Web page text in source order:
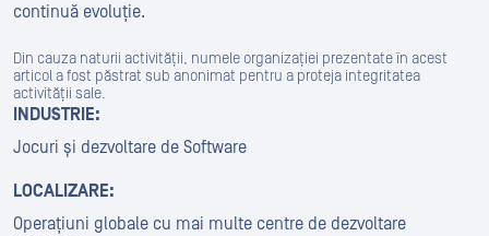
continuă evoluție.
Din cauza naturii activității, numele organizației prezentate în acest
articol a fost păstrat sub anonimat pentru a proteja integritatea
activității sale.
INDUSTRIE:
Jocuri și dezvoltare de Software
LOCALIZARE:
Operațiuni globale cu mai multe centre de dezvoltare